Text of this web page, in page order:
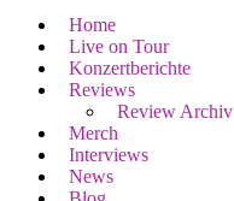
Home
Live on Tour
Konzertberichte
Reviews
Review Archiv
Merch
Interviews
News